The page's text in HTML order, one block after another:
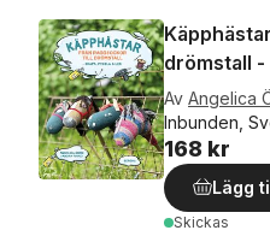
drömstall -
Av Angelica
Inbunden,
168 kr
Lägg
Skickas